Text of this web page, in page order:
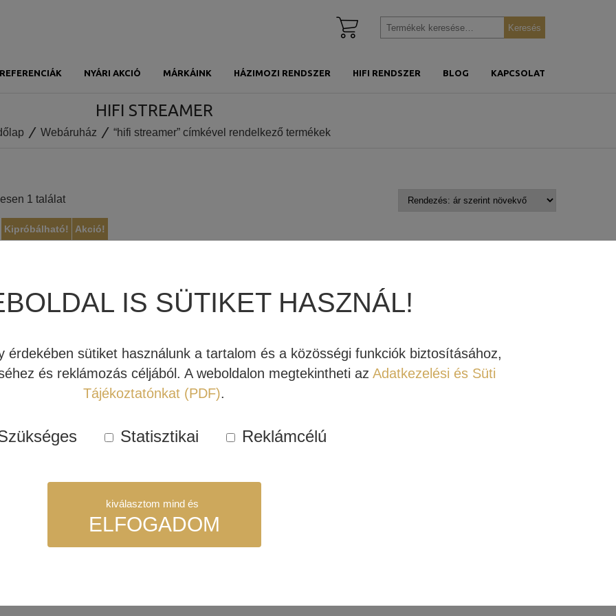
REFERENCIÁK NYÁRI AKCIÓ MÁRKÁINK HÁZIMOZI RENDSZER HIFI RENDSZER BLOG KAPCSOLAT
Kosár
Keresés
Keresés
HIFI STREAMER
Webáruház “hifi streamer” címkével rendelkező termékek
1 találat
Akció!
Kipróbálható!
CLASSIC
Ft 231.000 Ft
IS SÜTIKET HASZNÁL!
érdekében sütiket használunk a tartalom és a közösségi funkciók biztosításához,
és reklámozás céljából. A weboldalon megtekintheti az Adatkezelési és Süti
Tájékoztatónkat (PDF).
Statisztikai Reklámcélú
kiválasztom mind és
ELFOGADOM
szükséges sütik. Ezek nélkül a weboldalt nem lehet megtekinteni.